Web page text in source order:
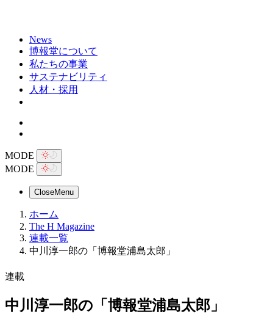
News
博報堂について
私たちの事業
サステナビリティ
人材・採用
MODE
MODE
CloseMenu
ホーム
The H Magazine
連載一覧
中川淳一郎の「博報堂浦島太郎」
連載
中川淳一郎の「博報堂浦島太郎」